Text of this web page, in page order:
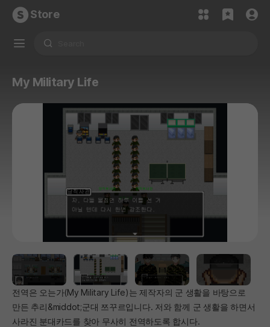
Store
My Military Life
전역은 오는가(My Military Life)는 제작자의 군 생활을 바탕으로
만든 추리&middot;군대 쯔꾸르입니다. 저와 함께 군 생활을 하면서
사라진 분대카드를 찾아 무사히 전역하도록 합시다.